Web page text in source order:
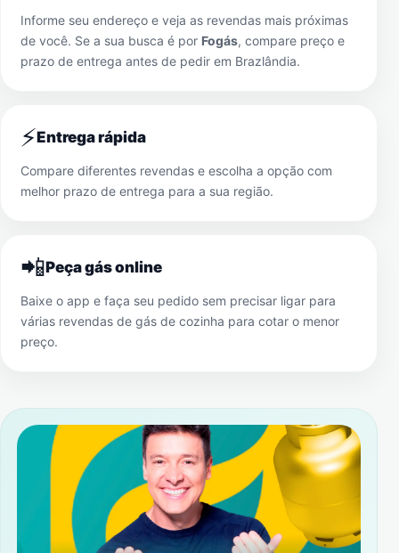
Informe seu endereço e veja as revendas mais próximas
de você. Se a sua busca é por Fogás, compare preço e
prazo de entrega antes de pedir em Brazlândia.
⚡Entrega rápida
Compare diferentes revendas e escolha a opção com
melhor prazo de entrega para a sua região.
📲Peça gás online
Baixe o app e faça seu pedido sem precisar ligar para
várias revendas de gás de cozinha para cotar o menor
preço.